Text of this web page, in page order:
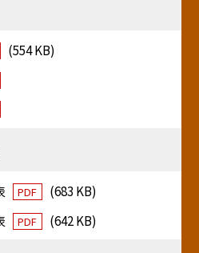
(554 KB)
PDF
(683 KB)
PDF (642 KB)